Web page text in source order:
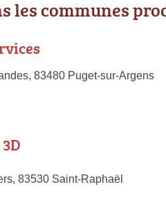
les communes
83480 Puget-sur-Argens
83530 Saint-Raphaël